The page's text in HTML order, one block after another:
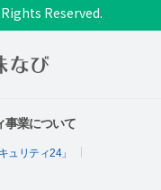
Reserved.